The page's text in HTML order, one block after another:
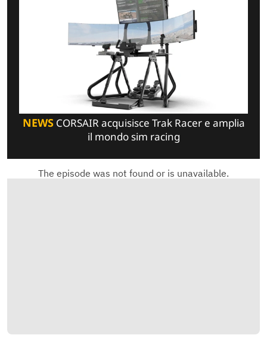
NEWSCORSAIR acquisisce Trak Racer e amplia
il mondo sim racing